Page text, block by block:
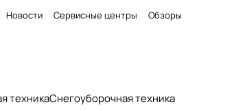
Новости Сервисные центры Обзоры
техникаСнегоуборочная техника